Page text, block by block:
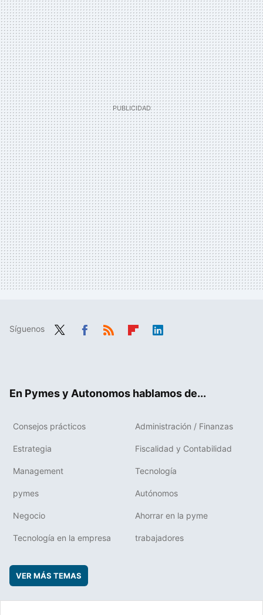
Síguenos
En Pymes y Autonomos hablamos de...
Consejos prácticos Administración / Finanzas
Estrategia Fiscalidad y Contabilidad
Management Tecnología
pymes Autónomos
Negocio Ahorrar en la pyme
Tecnología en la empresa trabajadores
VER MÁS TEMAS